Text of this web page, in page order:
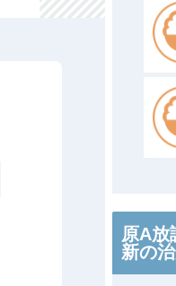
原A放
新の